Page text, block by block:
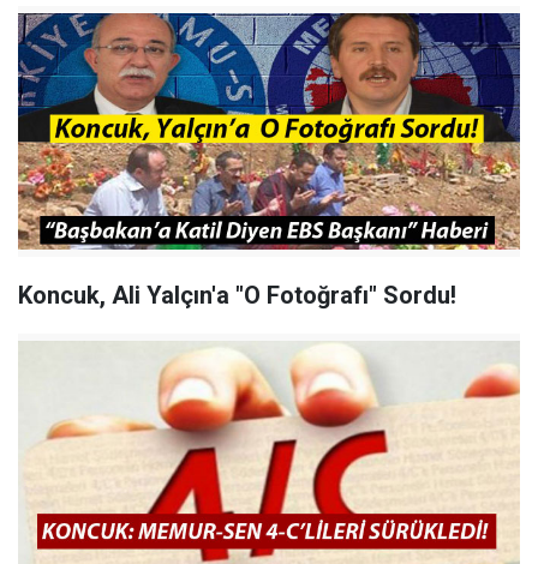
Koncuk, Ali Yalçın'a "O Fotoğrafı" Sordu!